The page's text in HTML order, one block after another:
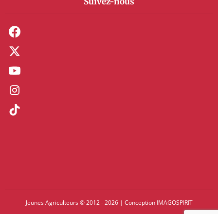
Jeunes Agriculteurs © 2012 - 2026 | Conception IMAGOSPIRIT